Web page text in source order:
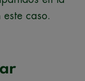
este caso.